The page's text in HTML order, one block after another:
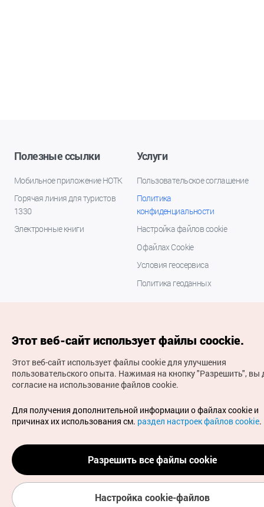
Полезные ссылки
Мобильное приложение НОТК
Горячая линия для туристов
1330
Электронные книги
Услуги
Пользовательское соглашение
Политика
конфиденциальности
Настройка файлов cookie
О файлах Cookie
Условия геосервиса
Политика геоданных
(с) Национальная организация туризма Кореи Все
права защищены
Для извещения об ошибках и проблемах, связанных с
работой веб-сайта, направляйте ваши запросы на
официальный адрес электронной почты
russian@knto.or.kr
Этот веб-сайт использует файлы coockie.
Этот веб-сайт использует файлы cookie для улучшения
пользовательского опыта. Нажимая на кнопку "Разрешить", вы
согласие на использование файлов cookie.
Для получения дополнительной информации о файлах cookie и
причинах их использования см. раздел настроек файлов cookie.
Разрешить все файлы cookie
Настройка cookie-файлов